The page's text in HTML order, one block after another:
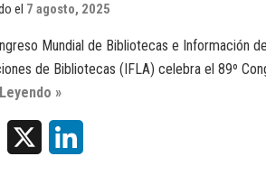
el 7 agosto, 2025
Mundial de Bibliotecas e Información
de Bibliotecas (IFLA) celebra el 89º
»